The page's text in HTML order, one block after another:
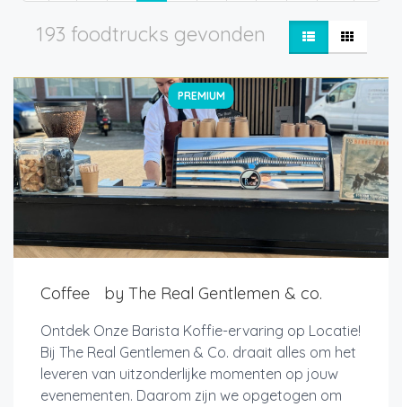
193 foodtrucks gevonden
PREMIUM
Coffee by The Real Gentlemen & co.
Ontdek Onze Barista Koffie-ervaring op Locatie!
Bij The Real Gentlemen & Co. draait alles om het
leveren van uitzonderlijke momenten op jouw
evenementen. Daarom zijn we opgetogen om